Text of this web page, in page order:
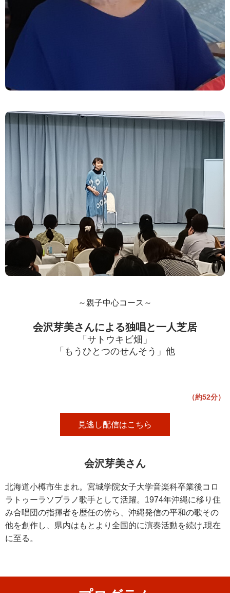
～親子中心コース～
会沢芽美さんによる独唱と一人芝居
「サトウキビ畑」
「もうひとつのせんそう」他
（約52分）
見逃し配信はこちら
会沢芽美さん
北海道小樽市生まれ。宮城学院女子大学音楽科卒業後コロ
ラトゥーラソプラノ歌手として活躍。1974年沖縄に移り住
み合唱団の指揮者を歴任の傍ら、沖縄発信の平和の歌その
他を創作し、県内はもとより全国的に演奏活動を続け,現在
に至る。